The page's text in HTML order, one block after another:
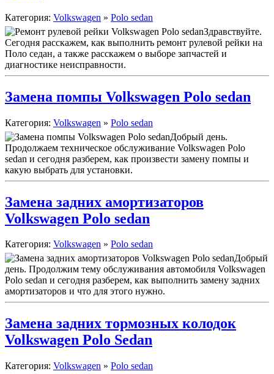
Категория: Volkswagen » Polo sedan
Здравствуйте.
Сегодня расскажем, как выполнить ремонт рулевой рейки на
Поло седан, а также расскажем о выборе запчастей и
диагностике неисправности.
Замена помпы Volkswagen Polo sedan
Категория: Volkswagen » Polo sedan
Добрый день.
Продолжаем техническое обслуживание Volkswagen Polo
sedan и сегодня разберем, как произвести замену помпы и
какую выбрать для установки.
Замена задних амортизаторов
Volkswagen Polo sedan
Категория: Volkswagen » Polo sedan
Добрый
день. Продолжим тему обслуживания автомобиля Volkswagen
Polo sedan и сегодня разберем, как выполнить замену задних
амортизаторов и что для этого нужно.
Замена задних тормозных колодок
Volkswagen Polo Sedan
Категория: Volkswagen » Polo sedan